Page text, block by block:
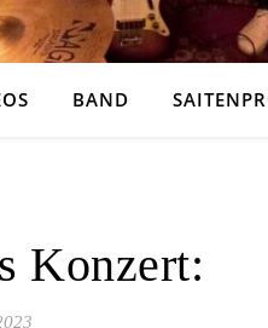
BAND
Konzert: